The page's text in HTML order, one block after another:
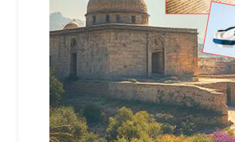
Politique de confidentialité et cookies
Qui sommes-nous ?
Soutien à Philippe Randa
Suivi de la Commande